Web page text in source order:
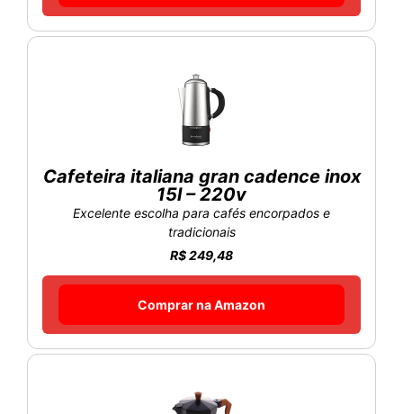
Cafeteira italiana gran cadence inox
15l – 220v
Excelente escolha para cafés encorpados e
tradicionais
R$ 249,48
Comprar na Amazon